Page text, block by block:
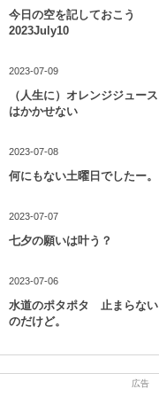
今日の空を記しておこう
2023July10
2023-07-09
（人生に）オレンジジュース
はかかせない
2023-07-08
何にもない土曜日でしたー。
2023-07-07
七夕の願いは叶う？
2023-07-06
水道のポタポタ 止まらない
のだけど。
広告